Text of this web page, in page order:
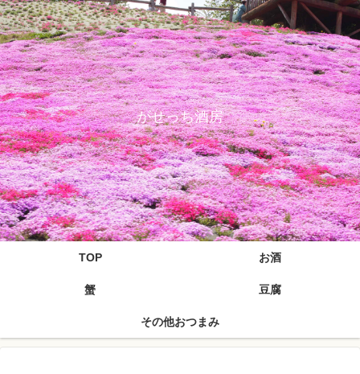
がせっち酒房
TOP お酒
蟹 豆腐
その他おつまみ